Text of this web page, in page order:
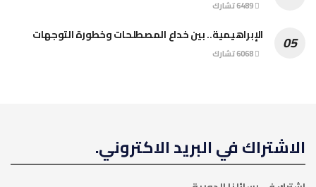
الإبراهيمية.. بين خداع المصطلحات وخطورة التوجهات
الاشتراك في البريد الاكتروني.